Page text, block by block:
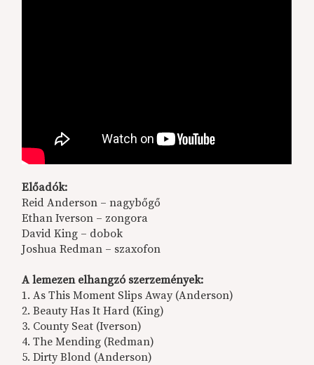
Előadók:
Reid Anderson – nagybőgő
Ethan Iverson – zongora
David King – dobok
Joshua Redman – szaxofon
A lemezen elhangzó szerzemények:
1. As This Moment Slips Away (Anderson)
2. Beauty Has It Hard (King)
3. County Seat (Iverson)
4. The Mending (Redman)
5. Dirty Blond (Anderson)